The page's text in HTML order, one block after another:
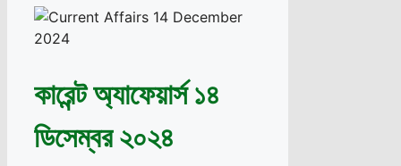
কারেন্ট অ্যাফেয়ার্স ১৪
ডিসেম্বর ২০২৪